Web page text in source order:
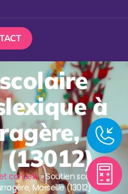
à
conseils»Soutien scolaire
Marseille (13012)